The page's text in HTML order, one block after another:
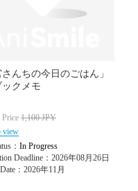
さんちの今日のごはん」
ックメモ
1,100JPY
view
： In Progress
Deadline：2026年08月26日
：2026年11月